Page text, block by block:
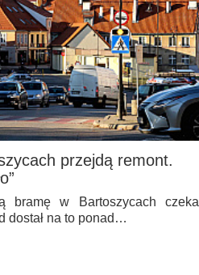
przejdą remont.
bramę w Bartoszycach czeka
dostał na to ponad…